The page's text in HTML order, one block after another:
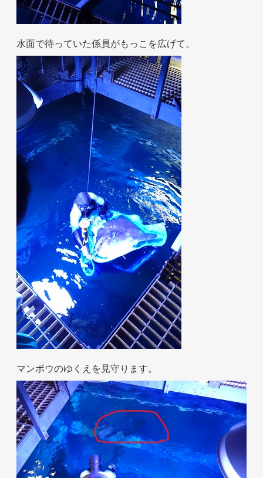
水面で待っていた係員がもっこを広げて。
マンボウのゆくえを見守ります。